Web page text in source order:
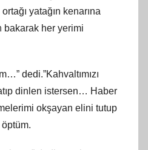
yatağın kenarına
bakarak her yerimi
dedi.”Kahvaltımızı
dinlen istersen… Haber
okşayan elini tutup